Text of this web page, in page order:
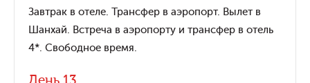
Завтрак в отеле. Трансфер в аэропорт. Вылет в
Шанхай. Встреча в аэропорту и трансфер в отель
4*. Свободное время.